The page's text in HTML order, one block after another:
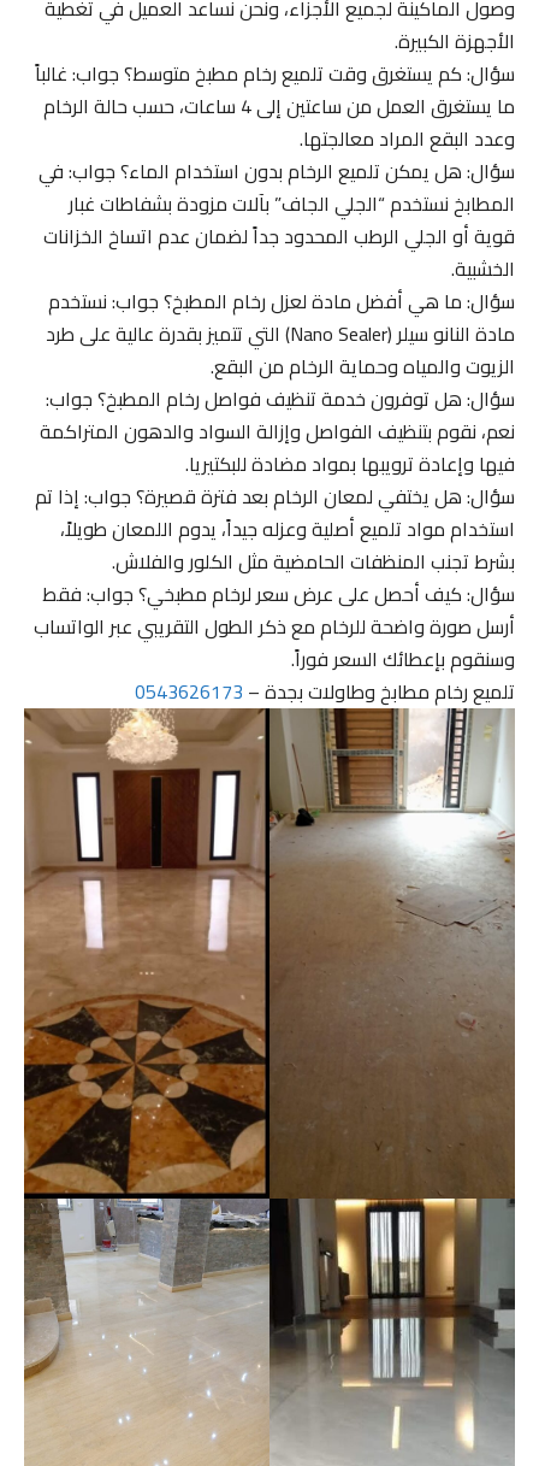
وصول الماكينة لجميع الأجزاء، ونحن نساعد العميل في تغطية
الأجهزة الكبيرة.
سؤال: كم يستغرق وقت تلميع رخام مطبخ متوسط؟ جواب: غالباً
ما يستغرق العمل من ساعتين إلى 4 ساعات، حسب حالة الرخام
وعدد البقع المراد معالجتها.
سؤال: هل يمكن تلميع الرخام بدون استخدام الماء؟ جواب: في
المطابخ نستخدم “الجلي الجاف” بآلات مزودة بشفاطات غبار
قوية أو الجلي الرطب المحدود جداً لضمان عدم اتساخ الخزانات
الخشبية.
سؤال: ما هي أفضل مادة لعزل رخام المطبخ؟ جواب: نستخدم
مادة النانو سيلر (Nano Sealer) التي تتميز بقدرة عالية على طرد
الزيوت والمياه وحماية الرخام من البقع.
سؤال: هل توفرون خدمة تنظيف فواصل رخام المطبخ؟ جواب:
نعم، نقوم بتنظيف الفواصل وإزالة السواد والدهون المتراكمة
فيها وإعادة ترويبها بمواد مضادة للبكتيريا.
سؤال: هل يختفي لمعان الرخام بعد فترة قصيرة؟ جواب: إذا تم
استخدام مواد تلميع أصلية وعزله جيداً، يدوم اللمعان طويلاً،
بشرط تجنب المنظفات الحامضية مثل الكلور والفلاش.
سؤال: كيف أحصل على عرض سعر لرخام مطبخي؟ جواب: فقط
أرسل صورة واضحة للرخام مع ذكر الطول التقريبي عبر الواتساب
وسنقوم بإعطائك السعر فوراً.
تلميع رخام مطابخ وطاولات بجدة –0543626173